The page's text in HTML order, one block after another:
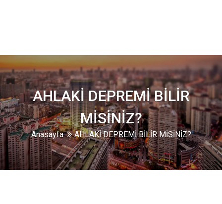
AHLAKİ DEPREMİ BİLİR
MİSİNİZ?
Anasayfa AHLAKİ DEPREMİ BİLİR MİSİNİZ?